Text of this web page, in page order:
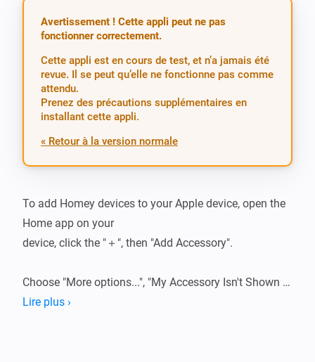
Avertissement ! Cette appli peut ne pas
fonctionner correctement.
Cette appli est en cours de test, et n’a jamais été
revue. Il se peut qu’elle ne fonctionne pas comme
attendu.
Prenez des précautions supplémentaires en
installant cette appli.
« Retour à la version normale
To add Homey devices to your Apple device, open the
Home app on your
device, click the "＋", then "Add Accessory".
Choose "More options...", "My Accessory Isn't Shown
Here" and press "Enter
Lire plus ›